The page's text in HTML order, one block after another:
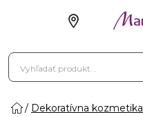
Dekoratívna kozmetika